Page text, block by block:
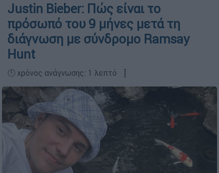
Justin Bieber: Πώς είναι το
πρόσωπό του 9 μήνες μετά τη
διάγνωση με σύνδρομο Ramsay
Hunt
🕛 χρόνος ανάγνωσης: 1 λεπτό ┋